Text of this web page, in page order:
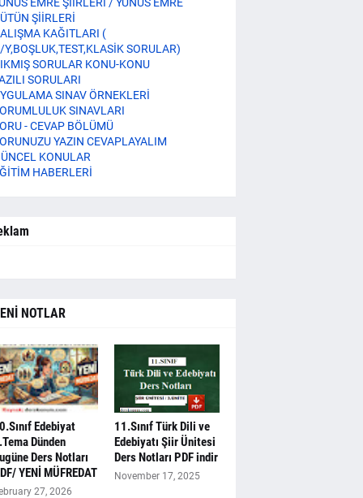
ŞİİRLERİ
KAĞITLARI (
Y,BOŞLUK,TEST,KLASİK SORULAR)
SORULAR KONU-KONU
SORULARI
SINAV ÖRNEKLERİ
SINAVLARI
- CEVAP BÖLÜMÜ
YAZIN CEVAPLAYALIM
KONULAR
HABERLERİ
NOTLAR
Edebiyat
Dünden
Ders Notları
YENİ MÜFREDAT
27, 2026
11.Sınıf Türk Dili ve
Edebiyatı Şiir Ünitesi
Ders Notları PDF indir
November 17, 2025